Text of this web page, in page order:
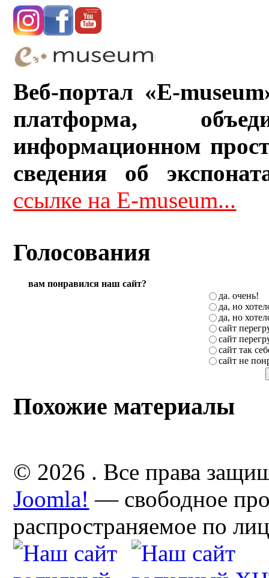
Веб-портал «E-
платформа,
информационном
сведения об
ссылке на E-museum...
Голосования
вам понравился наш сайт?
да. очень!
да, но
да, но
сайт
сайт
сайт так
сайт не
Похожие материалы
© 2026 . Все права
Joomla! — свободное
распространяемое по